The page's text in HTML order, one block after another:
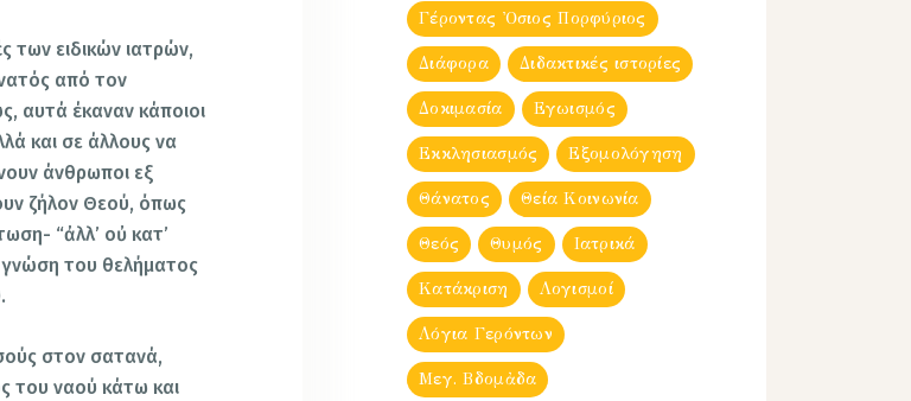
των ειδικών ιατρών,
από τον
αυτά έκαναν κάποιοι
και σε άλλους να
άνθρωποι εξ
ζήλον Θεού, όπως
“ἀλλ’ οὐ κατ’
γνώση του θελήματος
στον σατανά,
του ναού κάτω και
Γέροντας Ὀσιος Πορφύριος
Διάφορα Διδακτικές ιστορίες
Δοκιμασία Εγωισμός
Εκκλησιασμός Εξομολόγηση
Θάνατος Θεία Κοινωνία
Θεός Θυμός Ιατρικά
Κατάκριση Λογισμοί
Λόγια Γερόντων
Μεγ. Βδομἀδα